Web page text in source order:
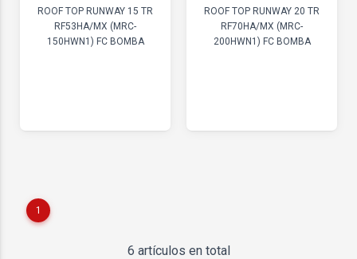
ROOF TOP RUNWAY 15 TR
RF53HA/MX (MRC-
150HWN1) FC BOMBA
ROOF TOP RUNWAY 20 TR
RF70HA/MX (MRC-
200HWN1) FC BOMBA
1
6 artículos en total